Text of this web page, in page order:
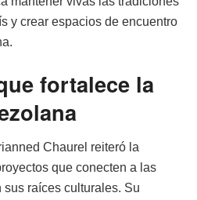
y crear espacios de encuentro
fortalece la
Chaurel reiteró la
que conecten a las
raíces culturales. Su